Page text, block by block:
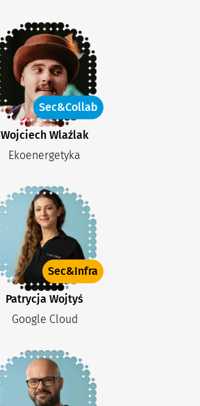
Sec&Collab
Wojciech Wlaźlak
Ekoenergetyka
Sec&Infra
Patrycja Wojtyś
Google Cloud